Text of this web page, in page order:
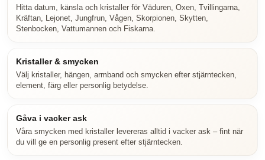
Hitta datum, känsla och kristaller för Väduren, Oxen, Tvillingarna,
Kräftan, Lejonet, Jungfrun, Vågen, Skorpionen, Skytten,
Stenbocken, Vattumannen och Fiskarna.
Kristaller & smycken
Välj kristaller, hängen, armband och smycken efter stjärntecken,
element, färg eller personlig betydelse.
Gåva i vacker ask
Våra smycken med kristaller levereras alltid i vacker ask – fint när
du vill ge en personlig present efter stjärntecken.